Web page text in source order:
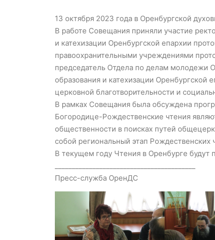
13 октября 2023 года в Оренбургской
В работе Совещания приняли участие
и катехизации Оренбургской епархии
правоохранительными учреждениями
председатель Отдела по делам молодежи
образования и катехизации
церковной благотворительности и
В рамках Совещания была обсуждена
Богородице-Рождественские чтения
общественности в поисках путей
собой региональный этап
В текущем году Чтения в Оренбурге будут
Пресс-служба ОренДС